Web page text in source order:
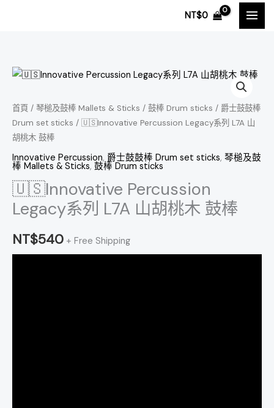
NT$0
首頁 / 琴槌及鼓棒 Mallets & Sticks / 鼓棒 Drum sticks / 爵士鼓鼓棒
Drum set sticks / 🇺🇸Innovative Percussion Legacy系列 L7A 山
胡桃木 鼓棒
Innovative Percussion, 爵士鼓鼓棒 Drum set sticks, 琴槌及鼓
棒 Mallets & Sticks, 鼓棒 Drum sticks
🇺🇸Innovative Percussion
Legacy系列 L7A 山胡桃木 鼓棒
NT$540 + Free Shipping
🇺🇸
Percussion
Legacy
系
列
L7A
山
胡
木
鼓